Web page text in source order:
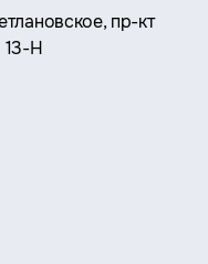
пр-кт
13-Н